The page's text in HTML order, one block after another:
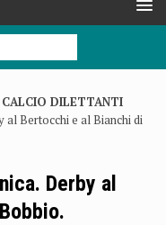
CALCIO DILETTANTI
Bertocchi e al Bianchi di
Derby al